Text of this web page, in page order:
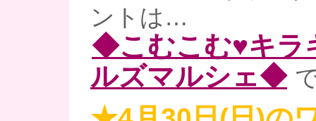
ントは…
◆こむこむ♥キラ
ルズマルシェ◆